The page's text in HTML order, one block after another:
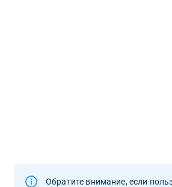
Обратите внимание, если